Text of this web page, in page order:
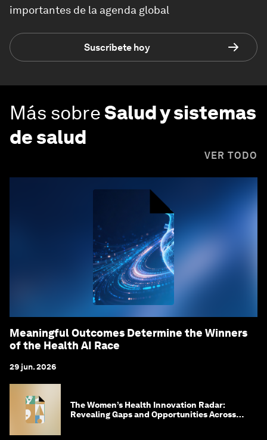
importantes de la agenda global
Suscríbete hoy
Más sobreSalud y sistemas
de salud
VER TODO
Meaningful Outcomes Determine the Winners
of the Health AI Race
29 jun. 2026
The Women’s Health Innovation Radar:
Revealing Gaps and Opportunities Across